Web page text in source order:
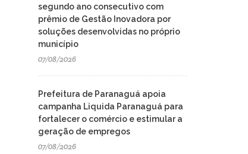
segundo ano consecutivo com
prêmio de Gestão Inovadora por
soluções desenvolvidas no próprio
município
07/08/2026
Prefeitura de Paranaguá apoia
campanha Liquida Paranaguá para
fortalecer o comércio e estimular a
geração de empregos
07/08/2026